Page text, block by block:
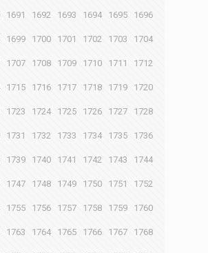
1691 1692 1693 1694 1695 1696
1699 1700 1701 1702 1703 1704
1707 1708 1709 1710 1711 1712
1715 1716 1717 1718 1719 1720
1723 1724 1725 1726 1727 1728
1731 1732 1733 1734 1735 1736
1739 1740 1741 1742 1743 1744
1747 1748 1749 1750 1751 1752
1755 1756 1757 1758 1759 1760
1763 1764 1765 1766 1767 1768